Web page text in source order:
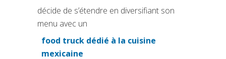
décide de s’étendre en diversifiant son
menu avec un
food truck dédié à la cuisine
mexicaine